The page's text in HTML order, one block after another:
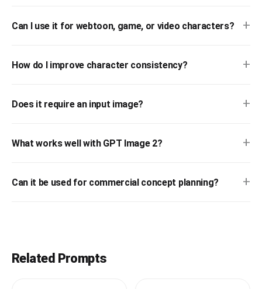
Can I use it for webtoon, game, or video characters? +
How do I improve character consistency? +
Does it require an input image? +
What works well with GPT Image 2? +
Can it be used for commercial concept planning? +
Related Prompts